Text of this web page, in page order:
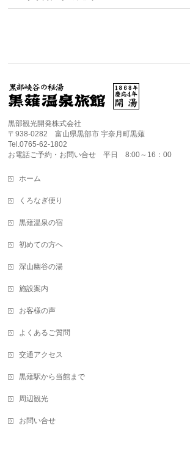
黒部観光開発株式会社
〒938-0282 富山県黒部市 宇奈月町黒薙
Tel.0765-62-1802
お電話ご予約・お問い合せ 平日 8:00～16：00
ホーム
くろなぎ便り
黒薙温泉の宿
初めての方へ
深山幽谷の湯
施設案内
お客様の声
よくあるご質問
交通アクセス
黒薙駅から当館まで
周辺観光
お問い合せ